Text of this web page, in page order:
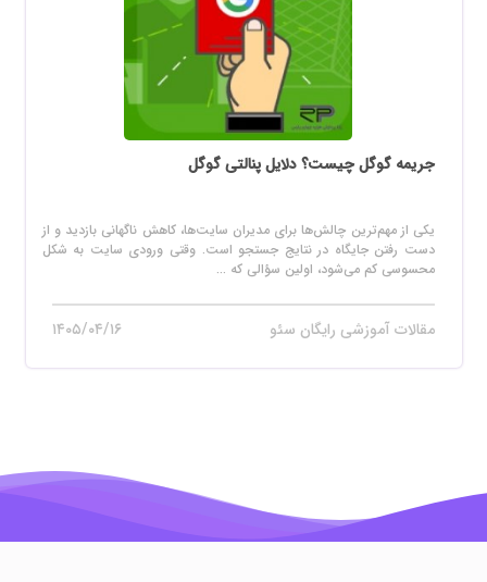
جریمه گوگل چیست؟ دلایل پنالتی گوگل
یکی از مهم‌ترین چالش‌ها برای مدیران سایت‌ها، کاهش ناگهانی بازدید و از
دست رفتن جایگاه در نتایج جستجو است. وقتی ورودی سایت به شکل
محسوسی کم می‌شود، اولین سؤالی که ...
مقالات آموزشی رایگان سئو ۱۴۰۵/۰۴/۱۶